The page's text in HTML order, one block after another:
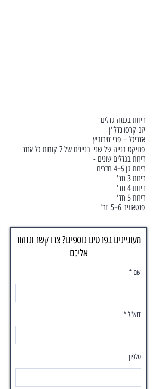
דירות בכמה גדלים
יזם קרסו נדל"ן
אדריכל – פרי דוידוביץ
פרויקט בנייה של שני בניינים של 7 קומות כל אחד
דירות בגדלים שונים -
דירות גן 4+5 חדרים
דירות 3 חד'
דירות 4 חד'
דירות 5 חד'
פנטאוזים 5+6 חד'
מעוניינים בפרטים נוספים? צרו קשר ונחזור
אליכם
שם
דוא"ל
טלפון